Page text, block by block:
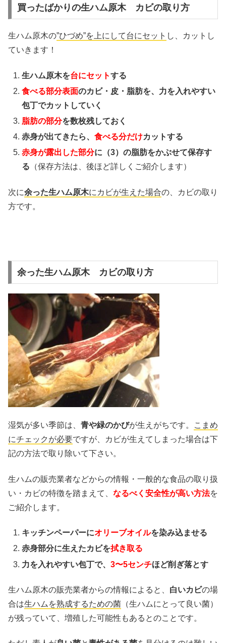
買ったばかりの生ハム原木 カビの取り方
生ハム原木の”ひづめ”を上にして台にセット し、カットし
ていきます！
生ハム原木を台にセットする
食べる部分表面のカビ・皮・脂肪を、力を入れやすい
包丁でカットしていく
脂肪の部分を数枚残しておく
赤身が出てきたら、食べる分だけカットする
赤身が露出した部分に（3）の脂肪をかぶせて保存す
る （保存方法は、後ほど詳しくご紹介します）
次に余った生ハム原木にカビが生えた場合の、カビの取り
方です。
余った生ハム原木 カビの取り方
湿気が多い季節は、 青や緑のかびが生えがちです。
こまめ
にチェックが必要ですが、カビが生えてしまった場合は下
記の方法で取り除いて下さい。
生ハムの販売業者などからの情報・一般的な食品の取り扱
い・カビの特徴を踏まえて、 なるべく安全性が高い方法を
ご紹介します。
キッチンペーパーにオリーブオイルを染み込ませる
赤身部分に生えたカビを拭き取る
力を入れやすい包丁で、3〜5センチほど削ぎ落とす
生ハム原木の販売業者からの情報によると、 白いカビの場
合は生ハムを熟成するための菌 （生ハムにとって良い菌）
が残っていて、増殖した可能性もあるとのことです。